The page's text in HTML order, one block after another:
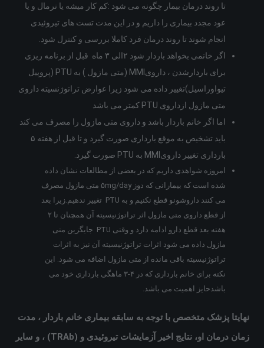
تا روند درمان بیمار چگونه می شود :کم کار میشه یا نرمال و یا
عود مجدد بیماری را داریم و در این مدت تست های تیروئیدی
انجام شوند تا روند درمان فرد کاملا بررسی و کنترل شود.
اگر خانمی بخواهد باردار شود ۲الی ۳ ماه قبل از برنامه ریزی
برای باردارشدن ، دارویMMI (متی مازول ) به PTU (پروپیل
تیواوراسیل)تغییر داده می شود زیرا عوارض تراتوژنسیته داروی
متی مازول ازداروی PTU کمتر می باشد
اما اگر خانم باردار باشد و داروی متی مازول را مصرف می کند
باید تشخیص به موقع بارداری صورت گیرد و تا قبل از هفته ۵
بارداری تغییر دارویMMI به PTU صورت گیرد.
امروزه شواهدی داریم که در بعضی از مطالعات نشان داده
شده است که بیمارانی که دوز ۵mg/day متی مازول مصرف
می کنند داروشونو قطع نکنیم و به PTU تغییر ندهیم.زیرا بعد
از قطع داروی متی مازول اثر تراتوژنیسیته آن همچنان تا ۲
هفته بعد قطع دارو ادامه دارد و وقتی PTU جایگزین متی
مازول داده می شود اثرات تراتوژنیسیته آن نیز به اثرات
تراتوژنیسیته باقی مانده از متی مازول اضافه می شود. این
نکته برای خانم بارداری که در ۴-۳ ماهگی بارداری خود می
باشدحایز اهمیت می باشد.
نهایتا پزشک متخصص با توجه به سابقه بیماری خانم باردار ، مدت
زمان درمان او، نتایج اخیر آزمایشات تیروئیدی و (TRAb)
، و سایر